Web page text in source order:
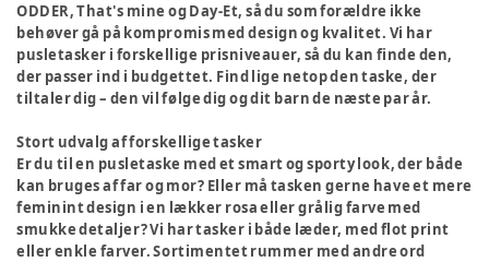
ODDER, That's mine og Day-Et, så du som forældre ikke
behøver gå på kompromis med design og kvalitet. Vi har
pusletasker i forskellige prisniveauer, så du kan finde den,
der passer ind i budgettet. Find lige netop den taske, der
tiltaler dig – den vil følge dig og dit barn de næste par år.
Stort udvalg af forskellige tasker
Er du til en pusletaske med et smart og sporty look, der både
kan bruges af far og mor? Eller må tasken gerne have et mere
feminint design i en lækker rosa eller grålig farve med
smukke detaljer? Vi har tasker i både læder, med flot print
eller enkle farver. Sortimentet rummer med andre ord